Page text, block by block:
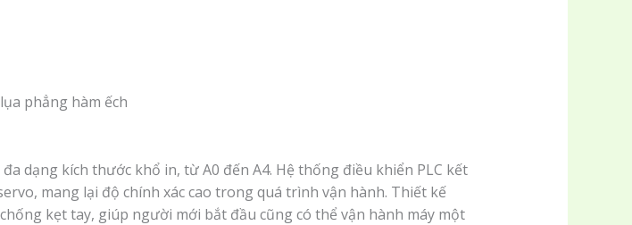
dạng kích thước khổ in, từ A0 đến A4. Hệ thống điều khiển PLC kết
mang lại độ chính xác cao trong quá trình vận hành. Thiết kế
kẹt tay, giúp người mới bắt đầu cũng có thể vận hành máy một